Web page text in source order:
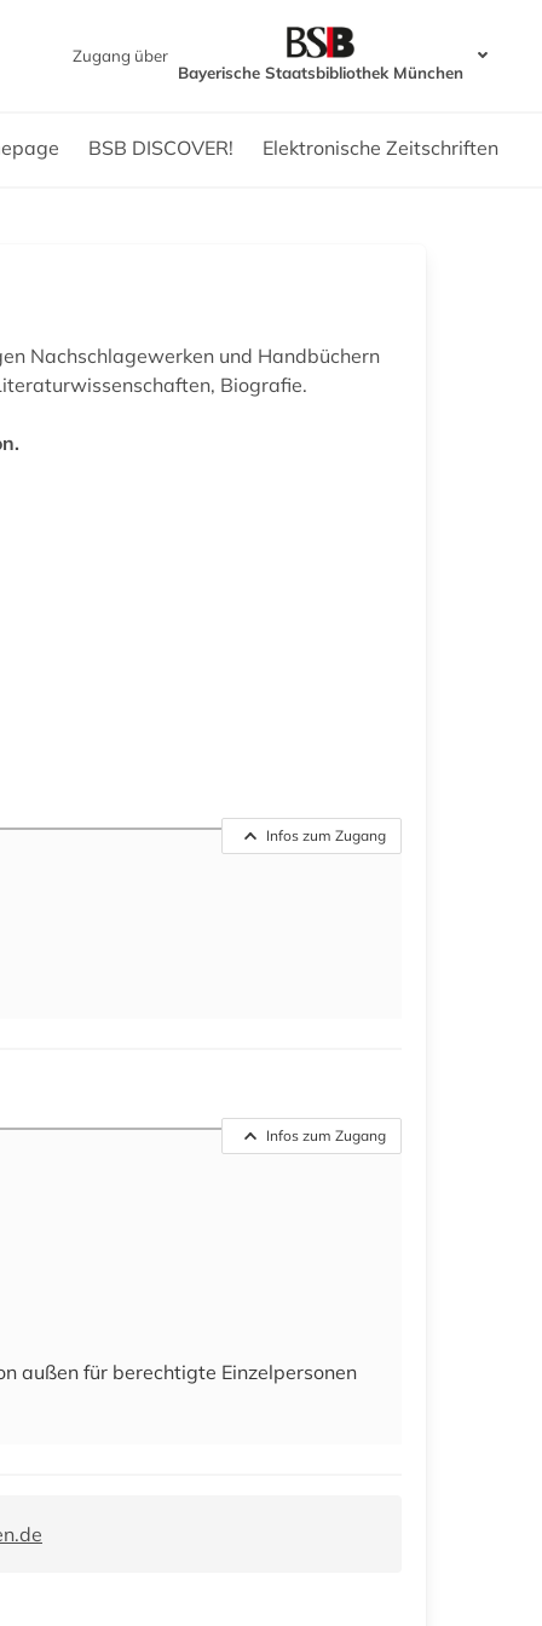
Zugang über
Bayerische Staatsbibliothek München
BSB DISCOVER! Elektronische Zeitschriften
Nachschlagewerken und Handbüchern
Biografie.
Infos zum Zugang
Infos zum Zugang
außen für berechtigte Einzelpersonen